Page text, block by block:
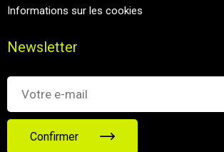
Informations sur les cookies
Newsletter
Confirmer